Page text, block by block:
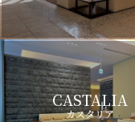
CASTALIA
カスタリア